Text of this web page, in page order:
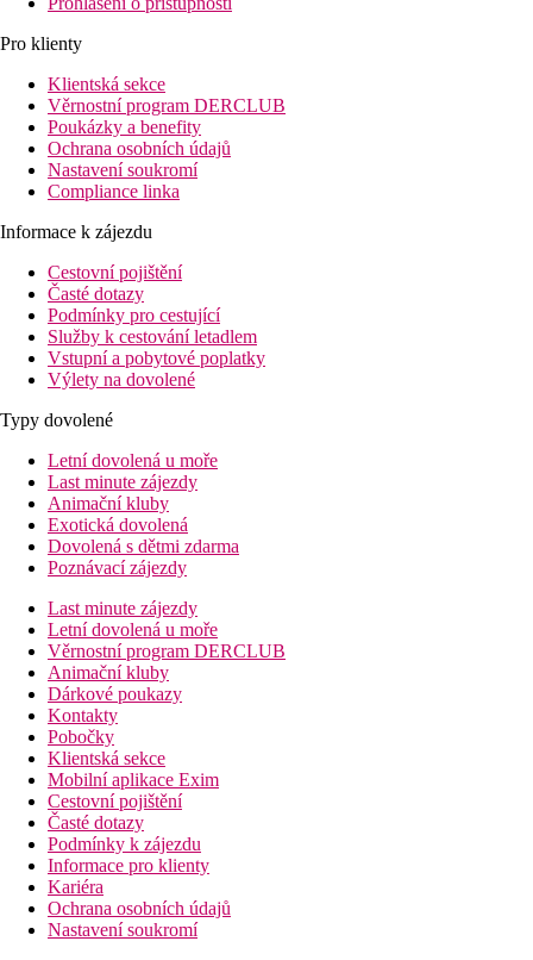
Pro klienty
Klientská sekce
Věrnostní program DERCLUB
Poukázky a benefity
Ochrana osobních údajů
Nastavení soukromí
Compliance linka
Informace k zájezdu
Cestovní pojištění
Časté dotazy
Podmínky pro cestující
Služby k cestování letadlem
Vstupní a pobytové poplatky
Výlety na dovolené
Typy dovolené
Letní dovolená u moře
Last minute zájezdy
Animační kluby
Exotická dovolená
Dovolená s dětmi zdarma
Poznávací zájezdy
Last minute zájezdy
Letní dovolená u moře
Věrnostní program DERCLUB
Animační kluby
Dárkové poukazy
Kontakty
Pobočky
Klientská sekce
Mobilní aplikace Exim
Cestovní pojištění
Časté dotazy
Podmínky k zájezdu
Informace pro klienty
Kariéra
Ochrana osobních údajů
Nastavení soukromí